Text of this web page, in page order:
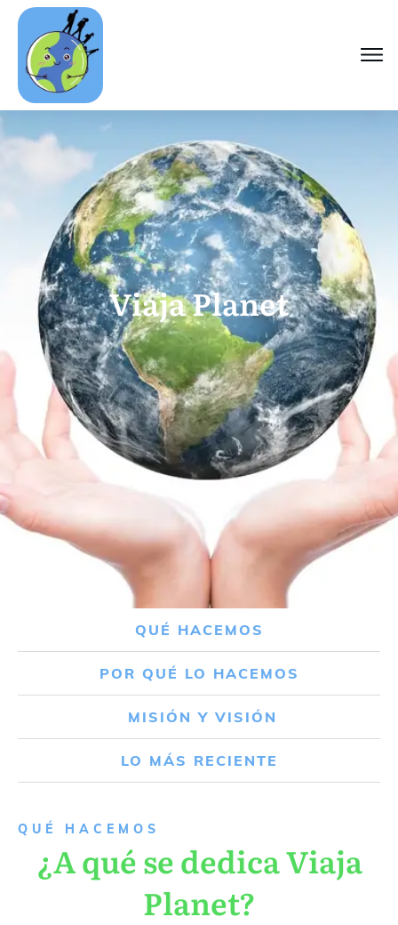
Viaja Planet
QUÉ HACEMOS
POR QUÉ LO HACEMOS
MISIÓN Y VISIÓN
LO MÁS RECIENTE
QUÉ HACEMOS
¿A qué se dedica Viaja
Planet?